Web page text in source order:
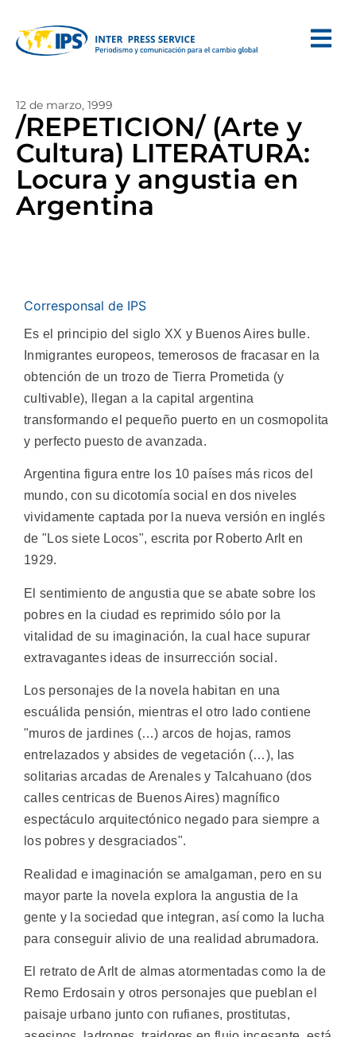
12 de marzo, 1999
/REPETICION/ (Arte y
Cultura) LITERATURA:
Locura y angustia en
Argentina
Corresponsal de IPS
Es el principio del siglo XX y Buenos Aires bulle.
Inmigrantes europeos, temerosos de fracasar en la
obtención de un trozo de Tierra Prometida (y
cultivable), llegan a la capital argentina
transformando el pequeño puerto en un cosmopolita
y perfecto puesto de avanzada.
Argentina figura entre los 10 países más ricos del
mundo, con su dicotomía social en dos niveles
vividamente captada por la nueva versión en inglés
de "Los siete Locos", escrita por Roberto Arlt en
1929.
El sentimiento de angustia que se abate sobre los
pobres en la ciudad es reprimido sólo por la
vitalidad de su imaginación, la cual hace supurar
extravagantes ideas de insurrección social.
Los personajes de la novela habitan en una
escuálida pensión, mientras el otro lado contiene
"muros de jardines (…) arcos de hojas, ramos
entrelazados y absides de vegetación (…), las
solitarias arcadas de Arenales y Talcahuano (dos
calles centricas de Buenos Aires) magnífico
espectáculo arquitectónico negado para siempre a
los pobres y desgraciados".
Realidad e imaginación se amalgaman, pero en su
mayor parte la novela explora la angustia de la
gente y la sociedad que integran, así como la lucha
para conseguir alivio de una realidad abrumadora.
El retrato de Arlt de almas atormentadas como la de
Remo Erdosain y otros personajes que pueblan el
paisaje urbano junto con rufianes, prostitutas,